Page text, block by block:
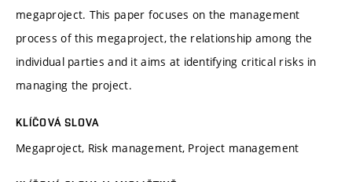
megaproject. This paper focuses on the management
process of this megaproject, the relationship among the
individual parties and it aims at identifying critical risks in
managing the project.
KLÍČOVÁ SLOVA
Megaproject, Risk management, Project management